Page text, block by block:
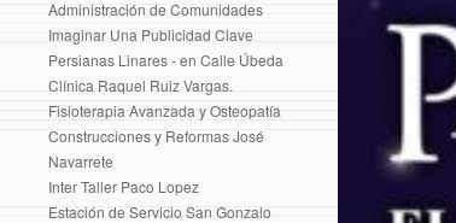
Administración de Comunidades
Imaginar Una Publicidad Clave
Persianas Linares - en Calle Úbeda
Clínica Raquel Ruiz Vargas.
Fisioterapia Avanzada y Osteopatía
Construcciones y Reformas José
Navarrete
Inter Taller Paco Lopez
Estación de Servicio San Gonzalo